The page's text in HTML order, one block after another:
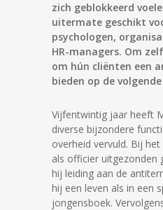
zich geblokkeerd
uitermate geschikt
psychologen,
HR-managers. Om
om hún cliënten een
bieden op de
Vijfentwintig jaar heeft
diverse bijzondere
overheid vervuld. Bij
als officier uitgezonden
hij leiding aan de
hij een leven als in een
jongensboek.